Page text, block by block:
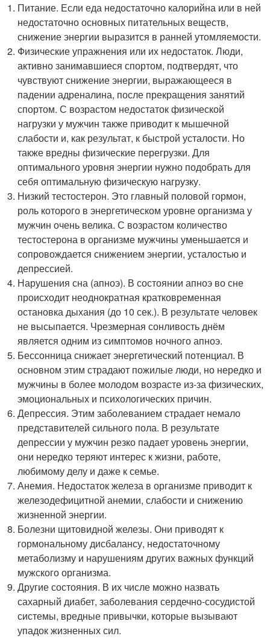
Питание. Если еда недостаточно калорийна или в ней
недостаточно основных питательных веществ,
снижение энергии выразится в ранней утомляемости.
Физические упражнения или их недостаток. Люди,
активно занимавшиеся спортом, подтвердят, что
чувствуют снижение энергии, выражающееся в
падении адреналина, после прекращения занятий
спортом. С возрастом недостаток физической
нагрузки у мужчин также приводит к мышечной
слабости и, как результат, к быстрой усталости. Но
также вредны физические перегрузки. Для
оптимального уровня энергии нужно подобрать для
себя оптимальную физическую нагрузку.
Низкий тестостерон. Это главный половой гормон,
роль которого в энергетическом уровне организма у
мужчин очень велика. С возрастом количество
тестостерона в организме мужчины уменьшается и
сопровождается снижением энергии, усталостью и
депрессией.
Нарушения сна (апноэ). В состоянии апноэ во сне
происходит неоднократная кратковременная
остановка дыхания (до 10 сек.). В результате человек
не высыпается. Чрезмерная сонливость днём
является одним из симптомов ночного апноэ.
Бессонница снижает энергетический потенциал. В
основном этим страдают пожилые люди, но нередко и
мужчины в более молодом возрасте из-за физических,
эмоциональных и психологических причин.
Депрессия. Этим заболеванием страдает немало
представителей сильного пола. В результате
депрессии у мужчин резко падает уровень энергии,
они нередко теряют интерес к жизни, работе,
любимому делу и даже к семье.
Анемия. Недостаток железа в организме приводит к
железодефицитной анемии, слабости и снижению
жизненной энергии.
Болезни щитовидной железы. Они приводят к
гормональному дисбалансу, недостаточному
метаболизму и нарушениям других важных функций
мужского организма.
Другие состояния. В их числе можно назвать
сахарный диабет, заболевания сердечно-сосудистой
системы, вредные привычки, которые вызывают
упадок жизненных сил.